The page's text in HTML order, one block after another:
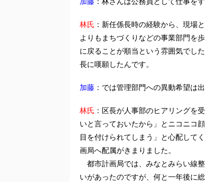
林氏 ：新任係長時の経験から、現場
よりもまちづくりなどの事業部門を
に戻ることが順当という雰囲気でし
長に嘆願したんです。
加藤 ：では管理部門への異動希望は
林氏 ：区長が人事部のヒアリングを
いと言っておいたから」とニコニコ
目を付けられてしまう」と心配して
画局へ配属がきまりました。
都市計画局では、みなとみらい線
いがあったのですが、何と一年後に